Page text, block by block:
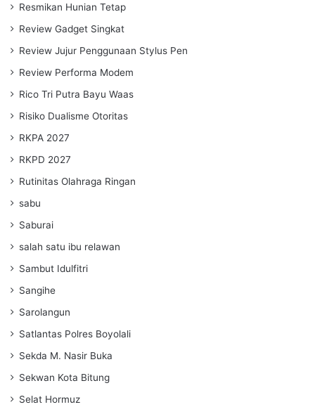
Resmikan Hunian Tetap
Review Gadget Singkat
Review Jujur Penggunaan Stylus Pen
Review Performa Modem
Rico Tri Putra Bayu Waas
Risiko Dualisme Otoritas
RKPA 2027
RKPD 2027
Rutinitas Olahraga Ringan
sabu
Saburai
salah satu ibu relawan
Sambut Idulfitri
Sangihe
Sarolangun
Satlantas Polres Boyolali
Sekda M. Nasir Buka
Sekwan Kota Bitung
Selat Hormuz